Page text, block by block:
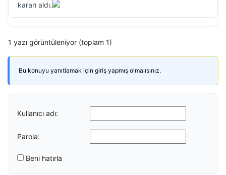
kararı aldı.
1 yazı görüntüleniyor (toplam 1)
Bu konuyu yanıtlamak için giriş yapmış olmalısınız.
Kullanıcı adı:
Parola:
Beni hatırla